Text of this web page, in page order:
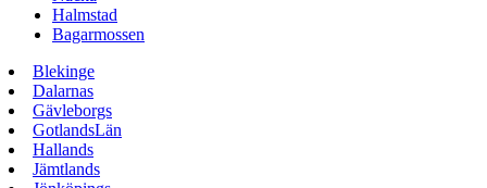
Halmstad
Bagarmossen
Blekinge
Dalarnas
Gävleborgs
GotlandsLän
Hallands
Jämtlands